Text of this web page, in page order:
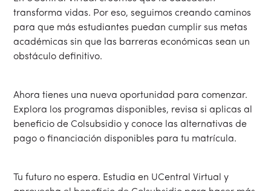
transforma vidas. Por eso, seguimos creando caminos
para que más estudiantes puedan cumplir sus metas
académicas sin que las barreras económicas sean un
obstáculo definitivo.
Ahora tienes una nueva oportunidad para comenzar.
Explora los programas disponibles, revisa si aplicas al
beneficio de Colsubsidio y conoce las alternativas de
pago o financiación disponibles para tu matrícula.
Tu futuro no espera. Estudia en UCentral Virtual y